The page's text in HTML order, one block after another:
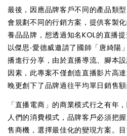
最後，因應品牌客戶不同的產品類
會規劃不同的行銷方案，提供客製
養品品牌，想透過知名KOL的直播
以傑思‧愛德威邀請了國師「唐綺陽
播進行分享，由於直播導流、腳本
因素，此專案不僅創造直播影片高
晚更創下了品牌過往平均單日銷售額
「直播電商」的商業模式行之有年
人們的消費模式，品牌客戶必須把
售商機，選擇最佳化的變現方案。